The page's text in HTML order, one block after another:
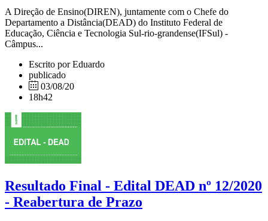
A Direção de Ensino(DIREN), juntamente com o Chefe do
Departamento a Distância(DEAD) do Instituto Federal de
Educação, Ciência e Tecnologia Sul-rio-grandense(IFSul) -
Câmpus...
Escrito por Eduardo
publicado
03/08/20
18h42
Resultado Final - Edital DEAD nº 12/2020
- Reabertura de Prazo